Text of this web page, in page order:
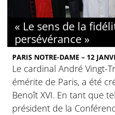
« Le sens de la
persévérance »
PARIS NOTRE-DAME – 12
Le cardinal André Vingt-
émérite de Paris, a été
Benoît XVI. En tant que
président de la